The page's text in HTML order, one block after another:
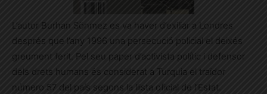
L’autor Burhan Sönmez es va haver d’exiliar a Londres
després que l’any 1996 una persecució policial el deixés
greument ferit. Pel seu paper d’activista polític i defensor
dels drets humans és considerat a Turquia el traïdor
número 57 del país segons la llista oficial de l’Estat.